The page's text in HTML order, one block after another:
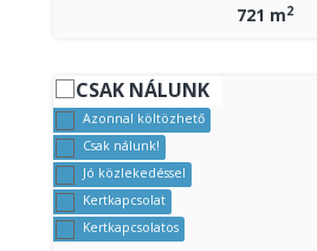
721 m2
CSAK NÁLUNK
Azonnal költözhető
Csak nálunk!
Jó közlekedéssel
Kertkapcsolat
Kertkapcsolatos